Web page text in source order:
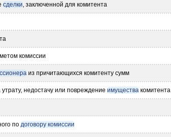
сделки, заключенной для комитента
комиссии
из причитающихся комитенту сумм
утрату, недостачу или повреждение имущества комитента
по договору комиссии